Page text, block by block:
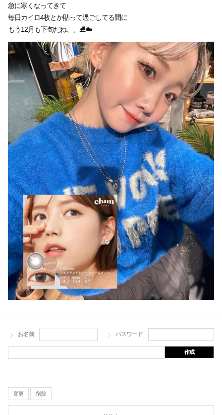
急に寒くなってきて
毎日カイロ4枚とか貼って過ごしてる間に
もう12月も下旬だね、、⛸️☁️
お名前 パスワード
作成
変更 削除